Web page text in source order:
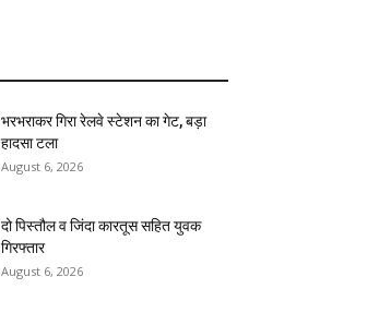
भरभराकर गिरा रेलवे स्टेशन का गेट, बड़ा
हादसा टला
August 6, 2026
दो पिस्तौल व जिंदा कारतूस सहित युवक
गिरफ्तार
August 6, 2026